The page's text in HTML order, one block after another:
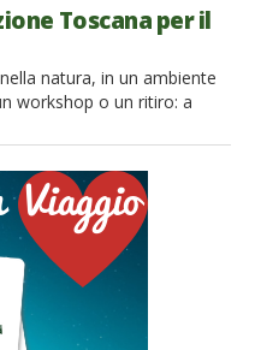
Toscana per il
natura, in un ambiente
workshop o un ritiro: a
cosa ci ha
a due passi da